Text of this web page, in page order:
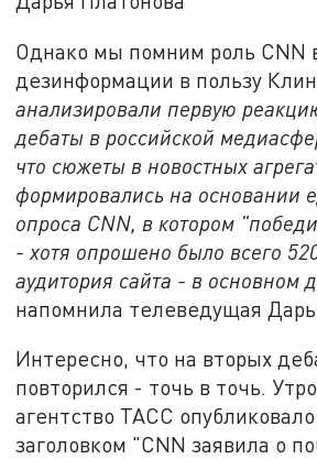
Однако мы помним роль CNN
дезинформации в пользу
анализировали первую
дебаты в российской
что сюжеты в новостных
формировались на основании
опроса CNN, в котором
- хотя опрошено было всего
аудитория сайта - в основном
напомнила телеведущая
Интересно, что на вторых
повторился - точь в точь.
агентство ТАСС
заголовком "CNN заявила о